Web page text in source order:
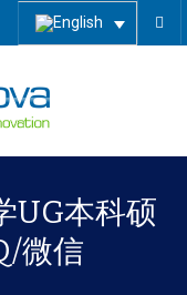
UG本科硕
微信